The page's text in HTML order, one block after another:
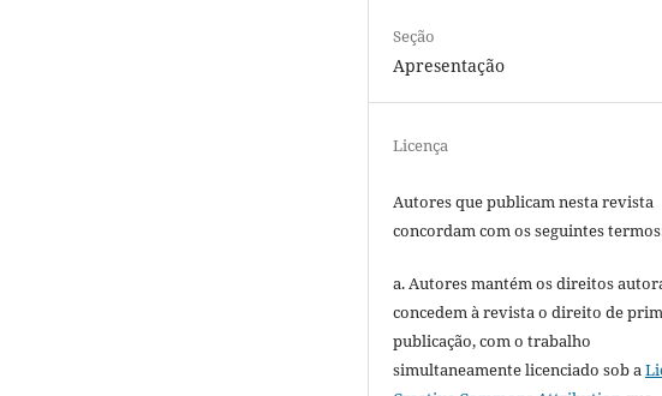
Seção
Apresentação
Licença
Autores que publicam nesta revista
concordam com os seguintes
a. Autores mantém os direitos
concedem à revista o direito de
publicação, com o trabalho
simultaneamente licenciado sob a